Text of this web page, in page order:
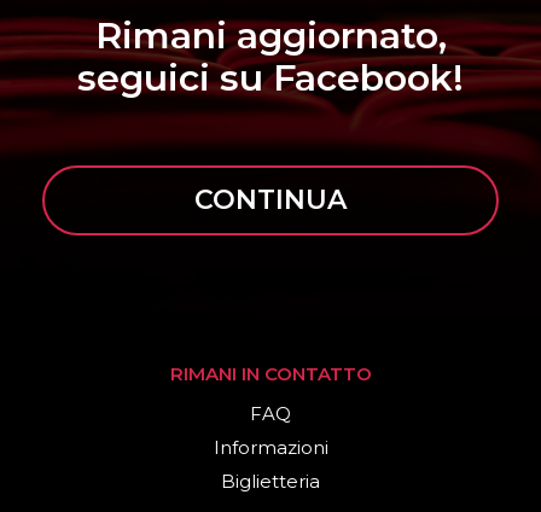
Rimani aggiornato,
seguici su Facebook!
CONTINUA
RIMANI IN CONTATTO
FAQ
Informazioni
Biglietteria